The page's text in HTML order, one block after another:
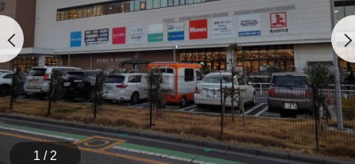
1 / 2